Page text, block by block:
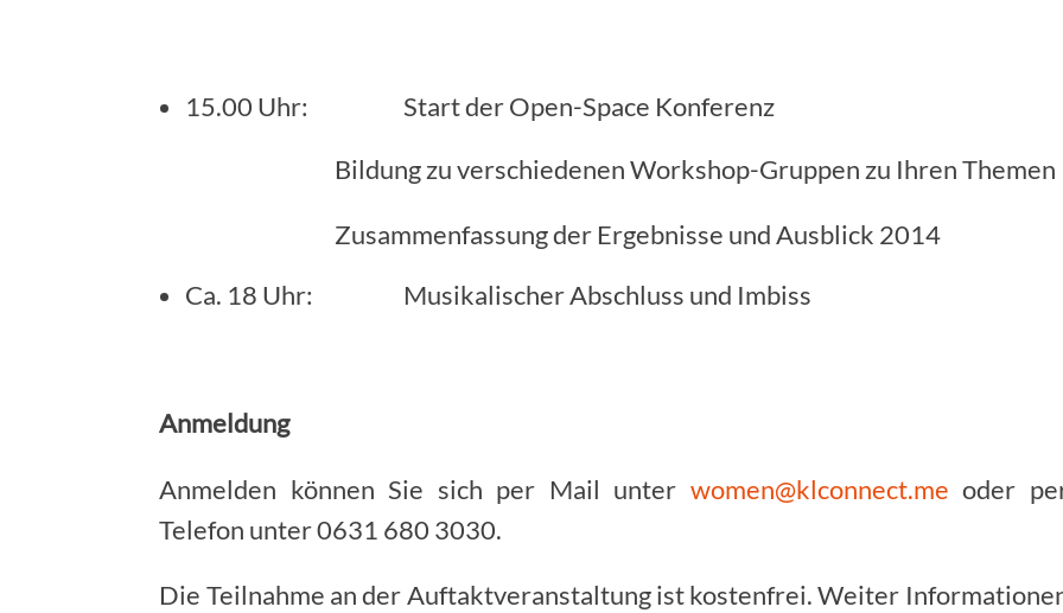
15.00 Uhr: Start der Open-Space Konferenz
Bildung zu verschiedenen Workshop-Gruppen zu Ihren Themen
Zusammenfassung der Ergebnisse und Ausblick 2014
Ca. 18 Uhr: Musikalischer Abschluss und Imbiss
Anmeldung
Anmelden können Sie sich per Mail unter women@klconnect.me oder
Telefon unter 0631 680 3030.
Die Teilnahme an der Auftaktveranstaltung ist kostenfrei. Weiter